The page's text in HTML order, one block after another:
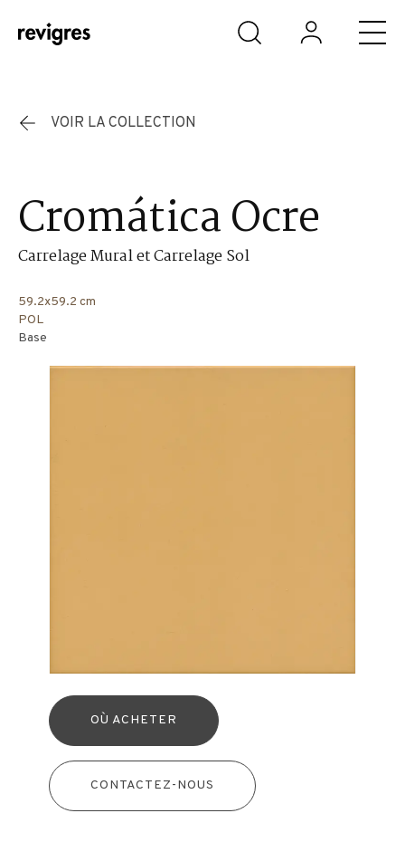
Aller au contenu principal
VOIR LA COLLECTION
Cromática Ocre
Carrelage Mural et Carrelage Sol
59.2x59.2 cm
POL
Base
OÙ ACHETER
CONTACTEZ-NOUS